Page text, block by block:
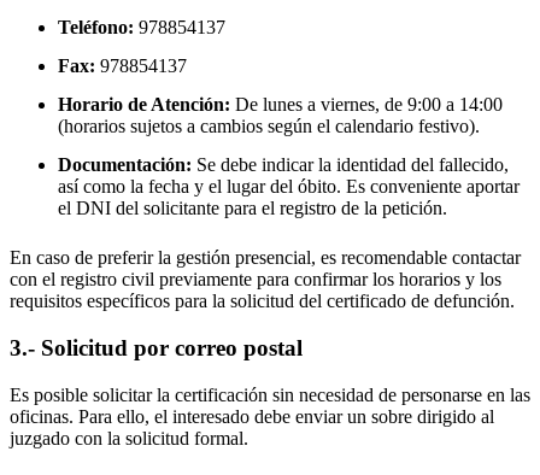
Teléfono: 978854137
Fax: 978854137
Horario de Atención: De lunes a viernes, de 9:00 a 14:00
(horarios sujetos a cambios según el calendario festivo).
Documentación: Se debe indicar la identidad del fallecido,
así como la fecha y el lugar del óbito. Es conveniente aportar
el DNI del solicitante para el registro de la petición.
En caso de preferir la gestión presencial, es recomendable contactar
con el registro civil previamente para confirmar los horarios y los
requisitos específicos para la solicitud del certificado de defunción.
3.- Solicitud por correo postal
Es posible solicitar la certificación sin necesidad de personarse en las
oficinas. Para ello, el interesado debe enviar un sobre dirigido al
juzgado con la solicitud formal.